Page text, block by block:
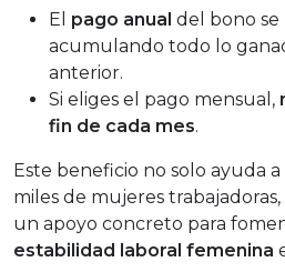
El pago anual del bono se
acumulando todo lo
anterior.
Si eliges el pago mensual,
fin de cada mes.
Este beneficio no solo ayuda
miles de mujeres
un apoyo concreto para
estabilidad laboral femenina